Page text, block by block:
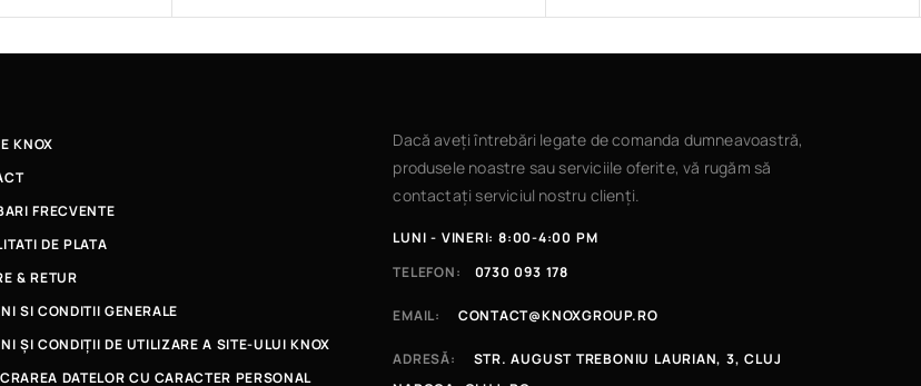
KNOX
FRECVENTE
DE PLATA
& RETUR
SI CONDITII GENERALE
ȘI CONDIȚII DE UTILIZARE A SITE-ULUI KNOX
DATELOR CU CARACTER PERSONAL
Dacă aveți întrebări legate de comanda dumneavoastră,
produsele noastre sau serviciile oferite, vă rugăm să
contactați serviciul nostru clienți.
LUNI - VINERI: 8:00-4:00 PM
TELEFON:
0730 093 178
EMAIL: CONTACT@KNOXGROUP.RO
ADRESĂ:
STR. AUGUST TREBONIU LAURIAN, 3, CLUJ